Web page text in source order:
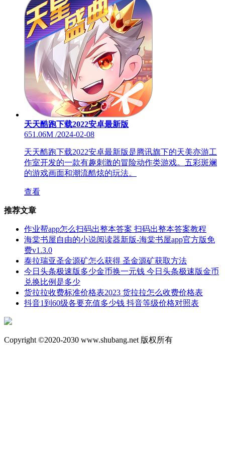
天天酷跑下载2022安卓最新版
651.06M /2024-02-08
天天酷跑下载2022安卓最新版是腾讯旗下的天美亦游工
作室开发的一款有趣刺激的冒险动作类游戏。五彩斑斓
的游戏画面和潮流酷炫的玩法。
查看
推荐文章
作业帮app怎么扫码出整本答案 扫码出整本答案教程
海棠书屋自由的小说阅读器新版-海棠书屋app官方版免
费v1.3.0
泰拉瑞亚圣金源矿怎么获得 圣金源矿获取方法
今日头条极速版多少金币换一元钱 今日头条极速版金币
兑换比例是多少
货拉拉收费标准价格表2023 货拉拉怎么收费价格表
抖音1到60级各要充值多少钱 抖音等级价格对照表
Copyright ©2020-2030 www.shubang.net 版权所有